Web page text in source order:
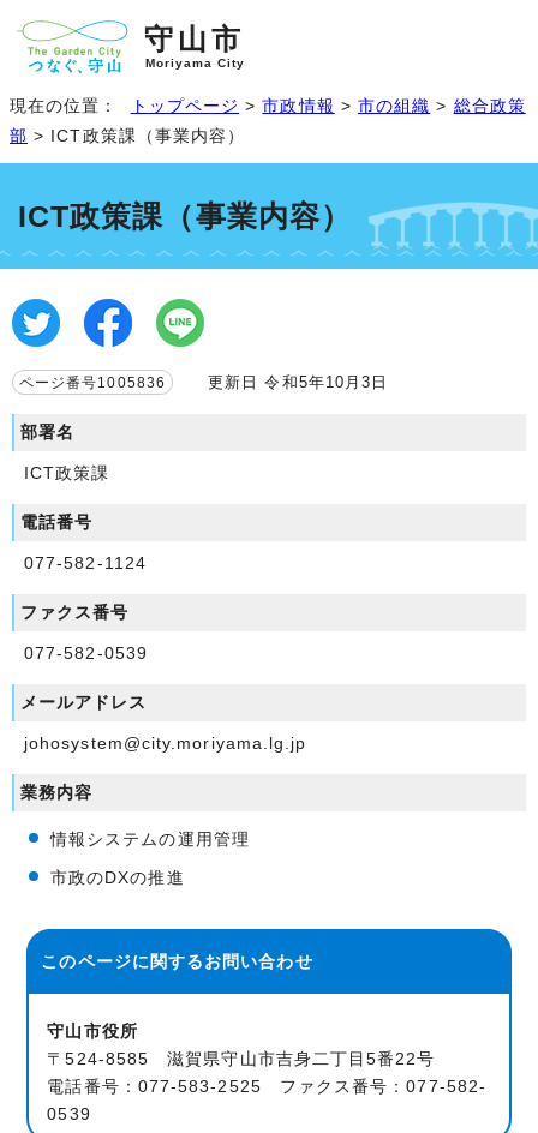
守山市
Moriyama City
現在の位置： トップページ >市政情報 > 市の組織 > 総合政策
部 > ICT政策課（事業内容）
ICT政策課（事業内容）
ページ番号1005836 更新日 令和5年10月3日
部署名
ICT政策課
電話番号
077-582-1124
ファクス番号
077-582-0539
メールアドレス
johosystem@city.moriyama.lg.jp
業務内容
情報システムの運用管理
市政のDXの推進
このページに関するお問い合わせ
守山市役所
〒524-8585 滋賀県守山市吉身二丁目5番22号
電話番号：077-583-2525 ファクス番号：077-582-
0539